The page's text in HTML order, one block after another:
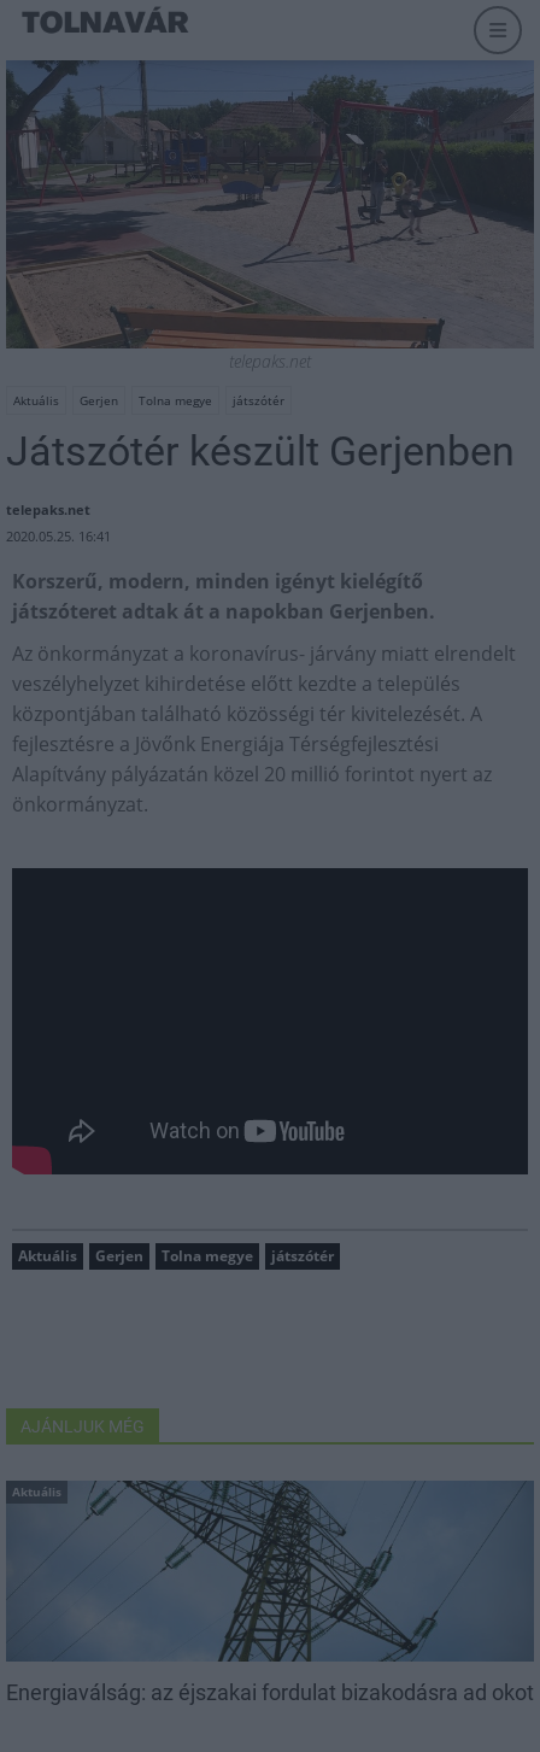
telepaks.net
Aktuális Gerjen Tolna megye játszótér
Játszótér készült Gerjenben
telepaks.net
2020.05.25. 16:41
Korszerű, modern, minden igényt kielégítő
játszóteret adtak át a napokban Gerjenben.
Az önkormányzat a koronavírus- járvány miatt elrendelt
veszélyhelyzet kihirdetése előtt kezdte a település
központjában található közösségi tér kivitelezését. A
fejlesztésre a Jövőnk Energiája Térségfejlesztési
Alapítvány pályázatán közel 20 millió forintot nyert az
önkormányzat.
Aktuális Gerjen Tolna megye játszótér
AJÁNLJUK MÉG
Aktuális
Energiaválság: az éjszakai fordulat bizakodásra ad okot